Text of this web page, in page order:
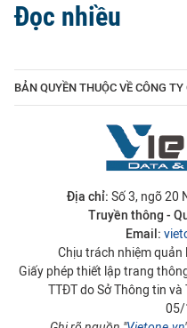
Đọc nhiều
BẢN QUYỀN THUỘC VỀ CÔNG
Địa chỉ: Số 3, ngõ 20
Truyền thông -
Email:
Chịu trách nhiệm quản
Giấy phép thiết lập trang
TTĐT do Sở Thông tin